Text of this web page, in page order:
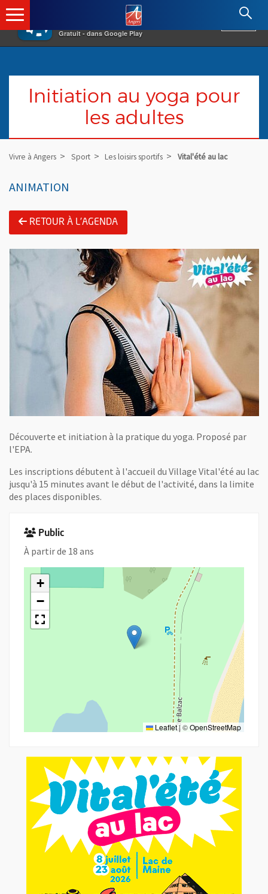
×
Gratuit - dans Google Play
Angers.fr : Retour à l'accueil
Initiation au yoga pour
les adultes
Vivre à Angers Sport Les loisirs sportifs Vital'été au lac
ANIMATION
RETOUR À L'AGENDA
Découverte et initiation à la pratique du yoga. Proposé par
l'EPA.
Les inscriptions débutent à l'accueil du Village Vital'été au lac
jusqu'à 15 minutes avant le début de l'activité, dans la limite
des places disponibles.
Public
À partir de 18 ans
+
−
Leaflet|©OpenStreetMap